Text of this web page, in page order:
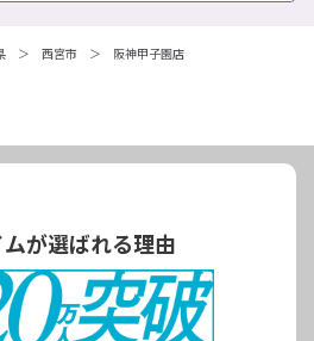
西宮市 阪神甲子園店
が選ばれる理由